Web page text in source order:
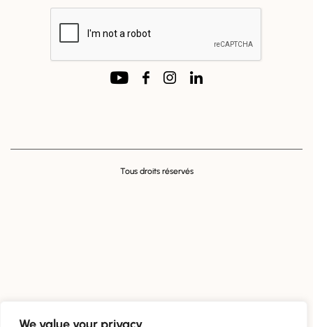
Tous droits réservés